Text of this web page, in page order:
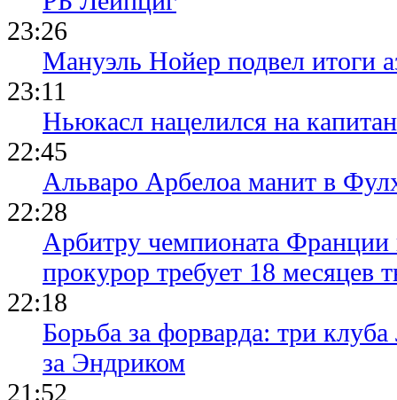
23:26
Мануэль Нойер подвел итоги
23:11
Ньюкасл нацелился на
22:45
Альваро Арбелоа манит в
22:28
Арбитру чемпионата Франции
прокурор требует 18 месяцев
22:18
Борьба за форварда: три
за Эндриком
21:52